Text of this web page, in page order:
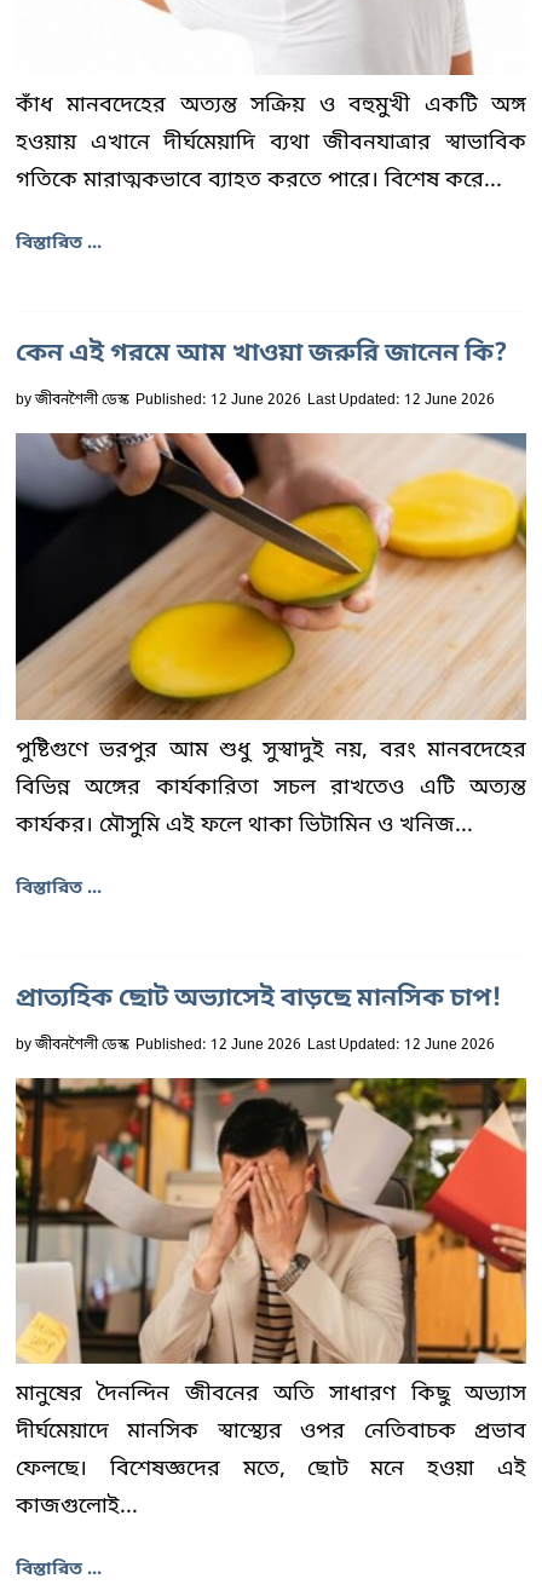
কাঁধ মানবদেহের অত্যন্ত সক্রিয় ও বহুমুখী একটি অঙ্গ
হওয়ায় এখানে দীর্ঘমেয়াদি ব্যথা জীবনযাত্রার স্বাভাবিক
গতিকে মারাত্মকভাবে ব্যাহত করতে পারে। বিশেষ করে...
বিস্তারিত ...
কেন এই গরমে আম খাওয়া জরুরি জানেন কি?
byজীবনশৈলী ডেস্ক Published: 12 June 2026 Last Updated: 12 June 2026
পুষ্টিগুণে ভরপুর আম শুধু সুস্বাদুই নয়, বরং মানবদেহের
বিভিন্ন অঙ্গের কার্যকারিতা সচল রাখতেও এটি অত্যন্ত
কার্যকর। মৌসুমি এই ফলে থাকা ভিটামিন ও খনিজ...
বিস্তারিত ...
প্রাত্যহিক ছোট অভ্যাসেই বাড়ছে মানসিক চাপ!
byজীবনশৈলী ডেস্ক Published: 12 June 2026 Last Updated: 12 June 2026
মানুষের দৈনন্দিন জীবনের অতি সাধারণ কিছু অভ্যাস
দীর্ঘমেয়াদে মানসিক স্বাস্থ্যের ওপর নেতিবাচক প্রভাব
ফেলছে। বিশেষজ্ঞদের মতে, ছোট মনে হওয়া এই
কাজগুলোই...
বিস্তারিত ...